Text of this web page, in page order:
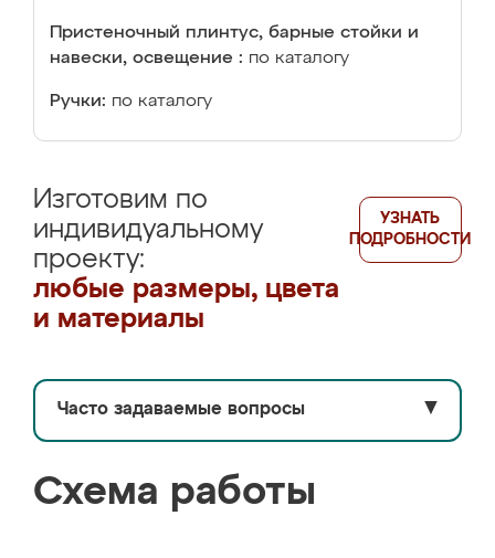
Пристеночный плинтус, барные стойки и
навески, освещение : по каталогу
Ручки: по каталогу
Изготовим по
индивидуальному
проекту:
любые размеры, цвета
и материалы
УЗНАТЬ
ПОДРОБНОСТИ
Часто задаваемые вопросы ▼
Схема работы